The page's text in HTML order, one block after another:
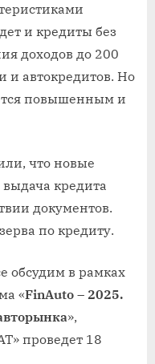
и кредиты без
доходов до 200
и автокредитов. Но
повышенным и
что новые
кредита
документов.
по кредиту.
обсудим в рамках
«FinAuto – 2025.
»,
проведет 18